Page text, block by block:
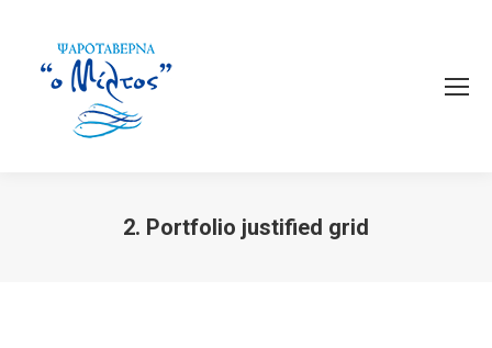
2. Portfolio justified grid